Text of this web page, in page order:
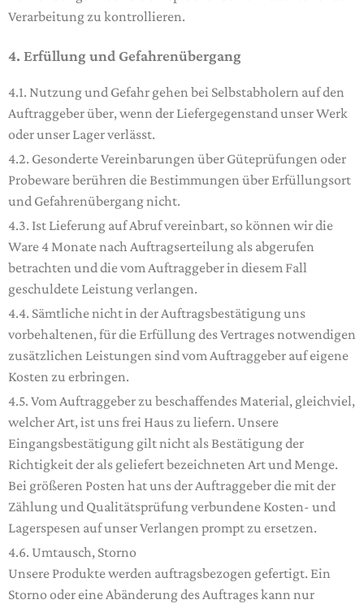
Verarbeitung zu kontrollieren.
4. Erfüllung und Gefahrenübergang
4.1. Nutzung und Gefahr gehen bei Selbstabholern auf den
Auftraggeber über, wenn der Liefergegenstand unser Werk
oder unser Lager verlässt.
4.2. Gesonderte Vereinbarungen über Güteprüfungen oder
Probeware berühren die Bestimmungen über Erfüllungsort
und Gefahrenübergang nicht.
4.3. Ist Lieferung auf Abruf vereinbart, so können wir die
Ware 4 Monate nach Auftragserteilung als abgerufen
betrachten und die vom Auftraggeber in diesem Fall
geschuldete Leistung verlangen.
4.4. Sämtliche nicht in der Auftragsbestätigung uns
vorbehaltenen, für die Erfüllung des Vertrages notwendigen
zusätzlichen Leistungen sind vom Auftraggeber auf eigene
Kosten zu erbringen.
4.5. Vom Auftraggeber zu beschaffendes Material, gleichviel,
welcher Art, ist uns frei Haus zu liefern. Unsere
Eingangsbestätigung gilt nicht als Bestätigung der
Richtigkeit der als geliefert bezeichneten Art und Menge.
Bei größeren Posten hat uns der Auftraggeber die mit der
Zählung und Qualitätsprüfung verbundene Kosten- und
Lagerspesen auf unser Verlangen prompt zu ersetzen.
4.6. Umtausch, Storno
Unsere Produkte werden auftragsbezogen gefertigt. Ein
Storno oder eine Abänderung des Auftrages kann nur